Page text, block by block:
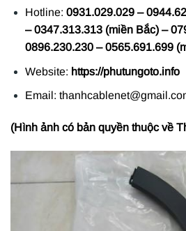
Hotline: 0931.029.029 –
– 0347.313.313 (miền Bắc) –
0896.230.230 – 0565.691.699
Website: https://phutungoto.info
Email:
(Hình ảnh có bản quyền thuộc về